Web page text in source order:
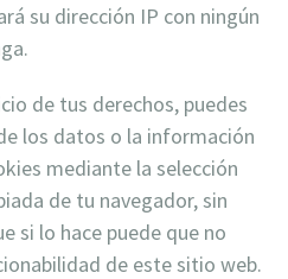
su dirección IP con ningún
de tus derechos, puedes
los datos o la información
mediante la selección
de tu navegador, sin
si lo hace puede que no
de este sitio web.